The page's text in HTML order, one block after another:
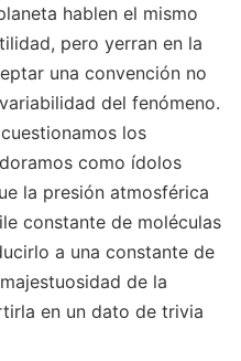
hablen el mismo
pero yerran en la
una convención no
del fenómeno.
los
como ídolos
la presión atmosférica
constante de moléculas
a una constante de
de la
en un dato de trivia